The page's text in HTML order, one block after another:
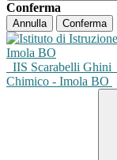
Conferma
Annulla Conferma
IIS Scarabelli Ghini
Chimico - Imola BO